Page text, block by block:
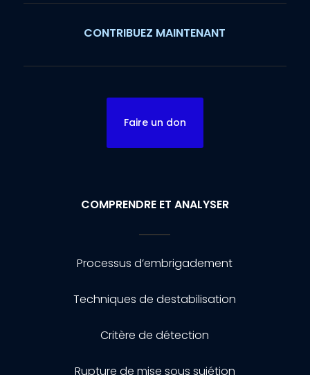
CONTRIBUEZ MAINTENANT
Faire un don
COMPRENDRE ET ANALYSER
Processus d’embrigadement
Techniques de destabilisation
Critère de détection
Rupture de mise sous sujétion